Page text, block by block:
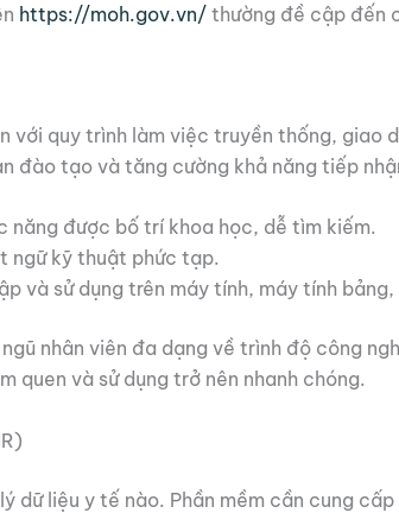
https://moh.gov.vn/ thường đề cập đến
quy trình làm việc truyền thống, giao
tạo và tăng cường khả năng tiếp
năng được bố trí khoa học, dễ tìm kiếm.
ngữ kỹ thuật phức tạp.
và sử dụng trên máy tính, máy tính
nhân viên đa dạng về trình độ công
quen và sử dụng trở nên nhanh chóng.
dữ liệu y tế nào. Phần mềm cần cung